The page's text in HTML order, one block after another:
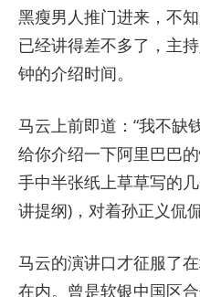
黑瘦男人推门进来，不
已经讲得差不多了，主
钟的介绍时间。
马云上前即道：“我不缺
给你介绍一下阿里巴巴
手中半张纸上草草写的
讲提纲)，对着孙正义侃
马云的演讲口才征服了
在内。曾是软银中国区